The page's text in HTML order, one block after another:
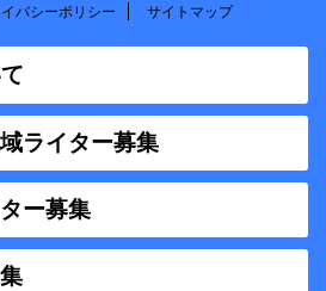
バシーポリシー サイトマップ
ライター募集
ー募集